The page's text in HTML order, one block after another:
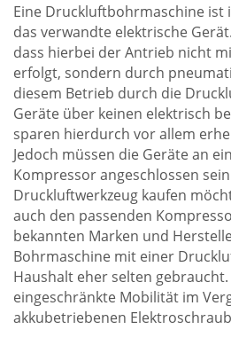
Eine Druckluftbohrmaschine ist
das verwandte elektrische
dass hierbei der Antrieb nicht
erfolgt, sondern durch
diesem Betrieb durch die
Geräte über keinen elektrisch
sparen hierdurch vor allem
Jedoch müssen die Geräte an
Kompressor angeschlossen
Druckluftwerkzeug kaufen
auch den passenden
bekannten Marken und
Bohrmaschine mit einer
Haushalt eher selten
eingeschränkte Mobilität im
akkubetriebenen